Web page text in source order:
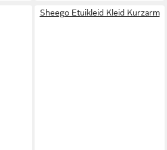
Sheego Etuikleid Kleid Kurzarm